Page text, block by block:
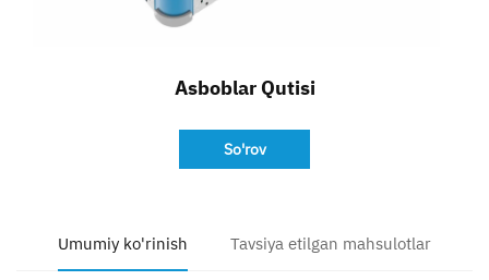
Asboblar Qutisi
So'rov
Umumiy ko'rinish Tavsiya etilgan mahsulotlar